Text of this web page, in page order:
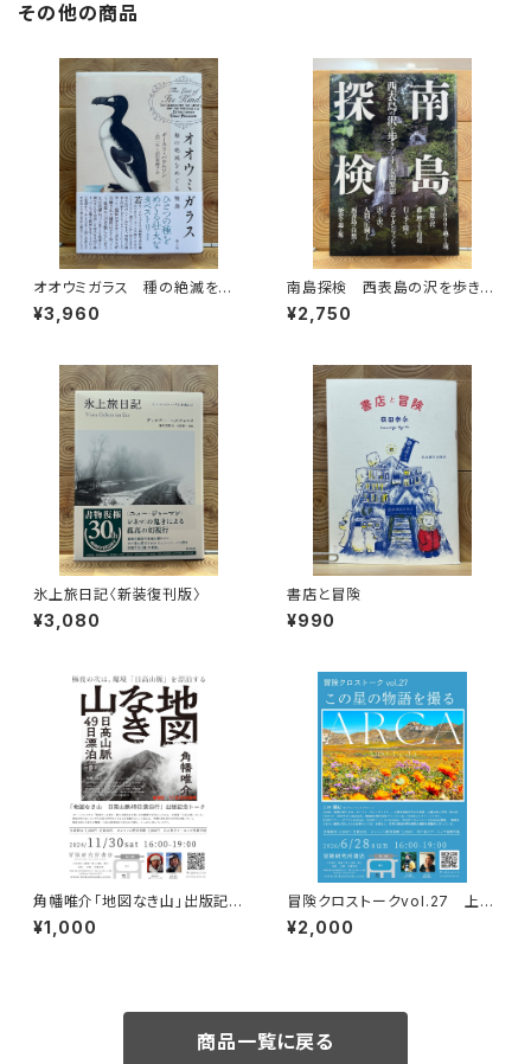
その他の商品
オオウミガラス 種の絶滅をめ
ぐる物語
¥3,960
南島探検 西表島の沢を歩きつ
くす
¥2,750
氷上旅日記〈新装復刊版〉
¥3,080
書店と冒険
¥990
角幡唯介「地図なき山」出版記念
トークイベント録画視聴権
¥1,000
冒険クロストークvol.27 上田
優紀「この星の物語を撮る」録画
視聴権
¥2,000
商品一覧に戻る